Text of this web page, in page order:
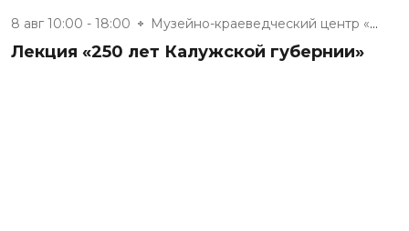
8 авг 10:00 - 18:00 Музейно-краеведческий центр «Д...
Лекция «250 лет Калужской губернии»